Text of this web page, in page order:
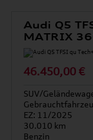
Audi Q5
MATRIX
46.450,00 €
SUV/
EZ: 11/2025
30.010 km
Benzin